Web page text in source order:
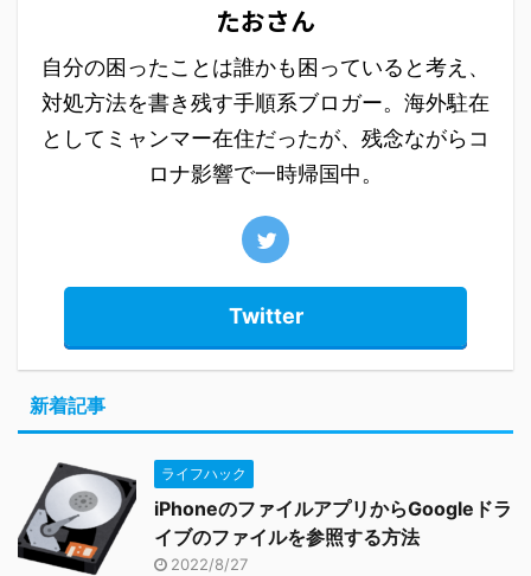
たおさん
自分の困ったことは誰かも困っていると考え、
対処方法を書き残す手順系ブロガー。海外駐在
としてミャンマー在住だったが、残念ながらコ
ロナ影響で一時帰国中。
Twitter
新着記事
ライフハック
iPhoneのファイルアプリからGoogleドラ
イブのファイルを参照する方法
2022/8/27